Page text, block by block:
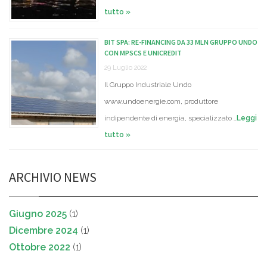
tutto »
BIT SPA: RE-FINANCING DA 33 MLN GRUPPO UNDO
CON MPSCS E UNICREDIT
29 Luglio 2022
Il Gruppo Industriale Undo
www.undoenergie.com, produttore
indipendente di energia, specializzato … Leggi
tutto »
ARCHIVIO NEWS
Giugno 2025 (1)
Dicembre 2024 (1)
Ottobre 2022 (1)